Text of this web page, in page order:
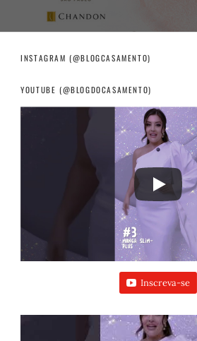
INSTAGRAM (@BLOGCASAMENTO)
YOUTUBE (@BLOGDOCASAMENTO)
Inscreva-se